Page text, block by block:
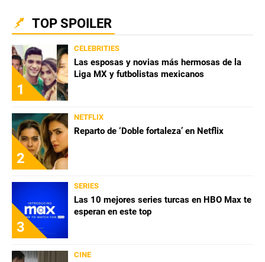
TOP SPOILER
1
CELEBRITIES
Las esposas y novias más hermosas de la
Liga MX y futbolistas mexicanos
2
NETFLIX
Reparto de ‘Doble fortaleza’ en Netflix
3
SERIES
Las 10 mejores series turcas en HBO Max te
esperan en este top
CINE